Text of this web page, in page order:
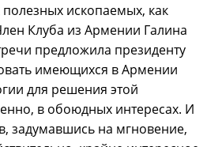
полезных ископаемых, как
Клуба из Армении Галина
предложила президенту
имеющихся в Армении
для решения этой
в обоюдных интересах. И
задумавшись на мгновение,